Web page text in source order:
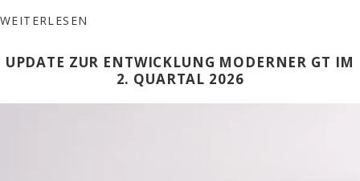
WEITERLESEN
UPDATE ZUR ENTWICKLUNG MODERNER GT IM
2. QUARTAL 2026